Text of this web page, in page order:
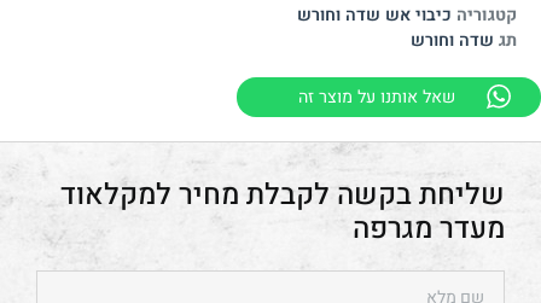
קטגוריה כיבוי אש שדה וחורש
תג שדה וחורש
שאל אותנו על מוצר זה
מקלאוד
מעדר מגרפה